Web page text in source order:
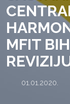
MFIT
01.01.2020.